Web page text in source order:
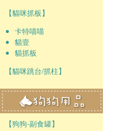
【貓咪抓板】
卡特喵喵
貓壹
貓抓板
【貓咪跳台/抓柱】
【狗狗-副食罐】